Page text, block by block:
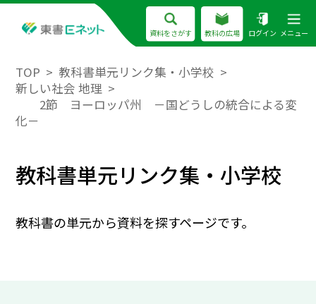
資料をさがす 教科の広場 ログイン メニュー
TOP
教科書単元リンク集・小学校
新しい社会 地理
2節 ヨーロッパ州 －国どうしの統合による変
化－
教科書単元リンク集・小学校
教科書の単元から資料を探すページです。